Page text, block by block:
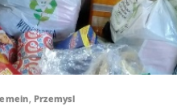
, Przemysl